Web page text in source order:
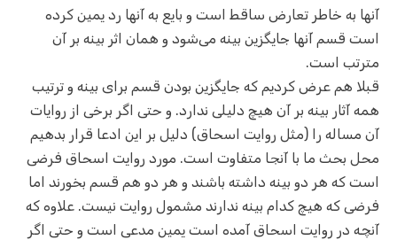
آنها به خاطر تعارض ساقط است و بایع به آنها رد یمین کرده
است قسم آنها جایگزین بینه می‌شود و همان اثر بینه بر آن
مترتب است.
قبلا هم عرض کردیم که جایگزین بودن قسم برای بینه و ترتیب
همه آثار بینه بر آن هیچ دلیلی ندارد. و حتی اگر برخی از روایات
آن مساله را (مثل روایت اسحاق) دلیل بر این ادعا قرار بدهیم
محل بحث ما با آنجا متفاوت است. مورد روایت اسحاق فرضی
است که هر دو بینه داشته باشند و هر دو هم قسم بخورند اما
فرضی که هیچ کدام بینه ندارند مشمول روایت نیست. علاوه که
آنچه در روایت اسحاق آمده است یمین مدعی است و حتی اگر